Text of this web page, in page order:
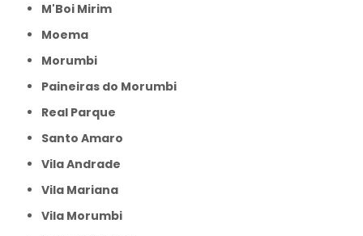
M'Boi Mirim
Moema
Morumbi
Paineiras do Morumbi
Real Parque
Santo Amaro
Vila Andrade
Vila Mariana
Vila Morumbi